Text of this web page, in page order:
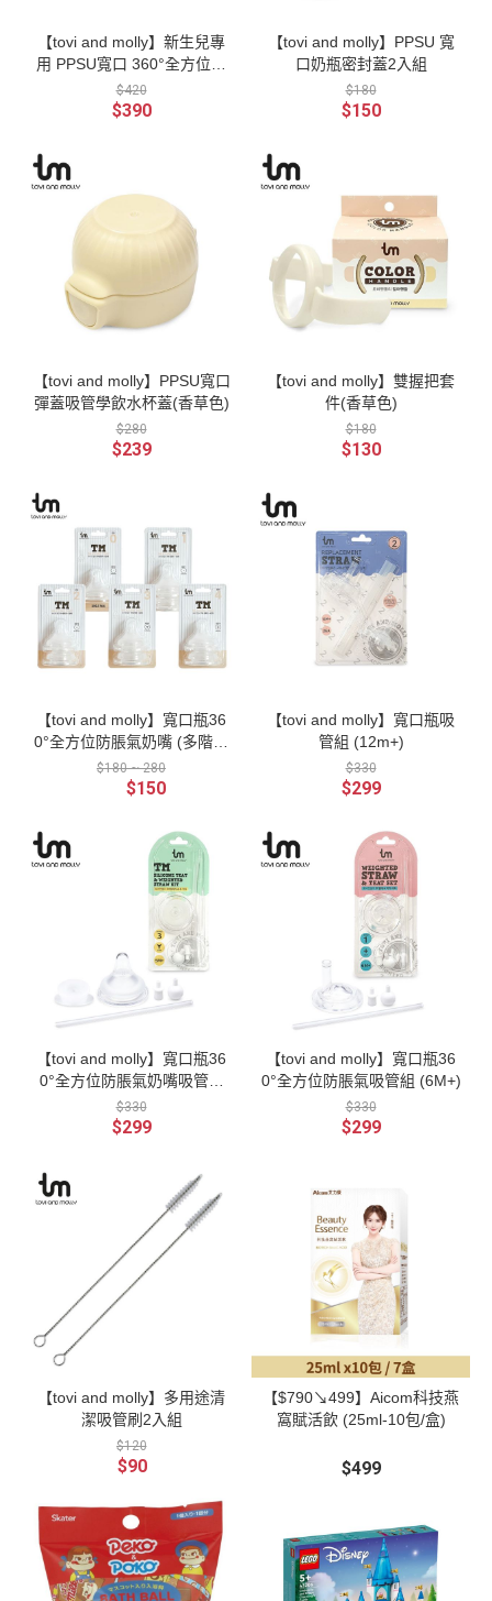
【tovi and molly】新生兒專
用 PPSU寬口 360°全方位防
脹氣奶瓶_奶茶色80ml
$420
$390
【tovi and molly】PPSU 寬
口奶瓶密封蓋2入組
$180
$150
【tovi and molly】PPSU寬口
彈蓋吸管學飲水杯蓋(香草色)
$280
$239
【tovi and molly】雙握把套
件(香草色)
$180
$130
【tovi and molly】寬口瓶36
0°全方位防脹氣奶嘴 (多階段
可選)
$180 ~ 280
$150
【tovi and molly】寬口瓶吸
管組 (12m+)
$330
$299
【tovi and molly】寬口瓶36
0°全方位防脹氣奶嘴吸管組
(5m+)
$330
$299
【tovi and molly】寬口瓶36
0°全方位防脹氣吸管組 (6M+)
$330
$299
【tovi and molly】多用途清
潔吸管刷2入組
$120
$90
【$790↘499】Aicom科技燕
窩賦活飲 (25ml-10包/盒)
$499